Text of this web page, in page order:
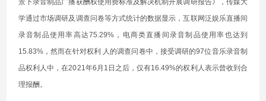
学通过市场调研及调查问卷等方式统计的数据显示，互联网泛娱乐直播间
录音制品使用率高达75.29%，电商类直播间录音制品使用率也达到
15.83%，然而在针对权利 人的调查问卷中，接受调研的97位音乐录音制
品权利人中，在2021年6月1日之后，仅有16.49%的权利人表示曾收到合
理报酬。